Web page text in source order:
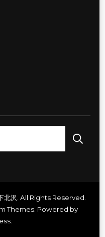
北沢. All Rights Reserved.
Themes. Powered by
.